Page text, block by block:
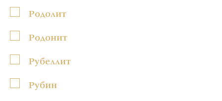
Родолит
Родонит
Рубеллит
Рубин